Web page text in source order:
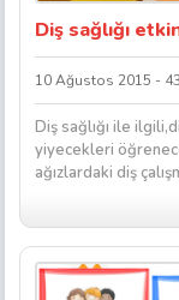
Diş sağlığı
10 Ağustos 2015 -
Diş sağlığı ile
yiyecekleri
ağızlardaki diş